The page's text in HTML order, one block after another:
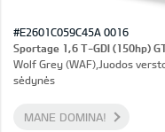
#E2601C059C45A 0016
Sportage 1,6 T-GDI (150hp)
Wolf Grey (WAF),Juodos
sėdynės
MANE DOMINA!